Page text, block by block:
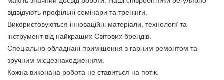
відвідують профільні семінари та тренінги.
Використовуються інноваційні матеріали, технології та
інструмент від найкращих Світових брендів.
Спеціально обладнані приміщення з гарним ремонтом та
зручним місцезнаходженням.
Кожна виконана робота не ставиться на потік.